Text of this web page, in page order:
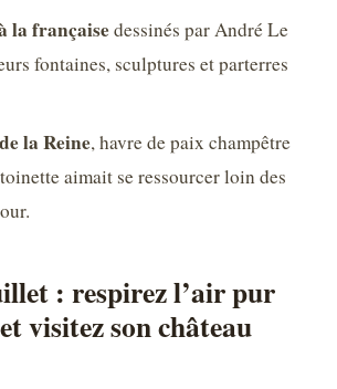
la françaisedessinés par André Le
fontaines, sculptures et parterres
la Reine, havre de paix champêtre
aimait se ressourcer loin des
: respirez l’air pur
visitez son château